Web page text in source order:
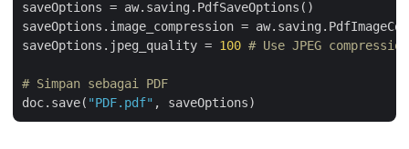
saveOptions = aw.saving.PdfSaveOptions()
saveOptions.image_compression =
saveOptions.jpeg_quality = 100 # Use JPEG
# Simpan sebagai PDF
doc.save( "PDF.pdf"